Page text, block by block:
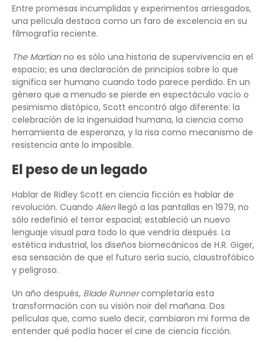
Entre promesas incumplidas y experimentos arriesgados,
una película destaca como un faro de excelencia en su
filmografía reciente.
The Martianno es sólo una historia de supervivencia en el
espacio; es una declaración de principios sobre lo que
significa ser humano cuando todo parece perdido. En un
género que a menudo se pierde en espectáculo vacío o
pesimismo distópico, Scott encontró algo diferente: la
celebración de la ingenuidad humana, la ciencia como
herramienta de esperanza, y la risa como mecanismo de
resistencia ante lo imposible.
El peso de un legado
Hablar de Ridley Scott en ciencia ficción es hablar de
revolución. Cuando Alienllegó a las pantallas en 1979, no
sólo redefinió el terror espacial; estableció un nuevo
lenguaje visual para todo lo que vendría después. La
estética industrial, los diseños biomecánicos de H.R. Giger,
esa sensación de que el futuro sería sucio, claustrofóbico
y peligroso.
Un año después, Blade Runnercompletaría esta
transformación con su visión noir del mañana. Dos
películas que, como suelo decir, cambiaron mi forma de
entender qué podía hacer el cine de ciencia ficción.